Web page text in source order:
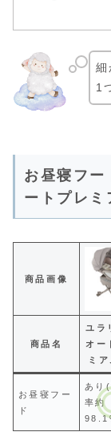
細
1
お昼寝フ
ートプレミ
商品画像
商品名
ユラ
オー
ミ
お昼寝フー
ド
あり
率約